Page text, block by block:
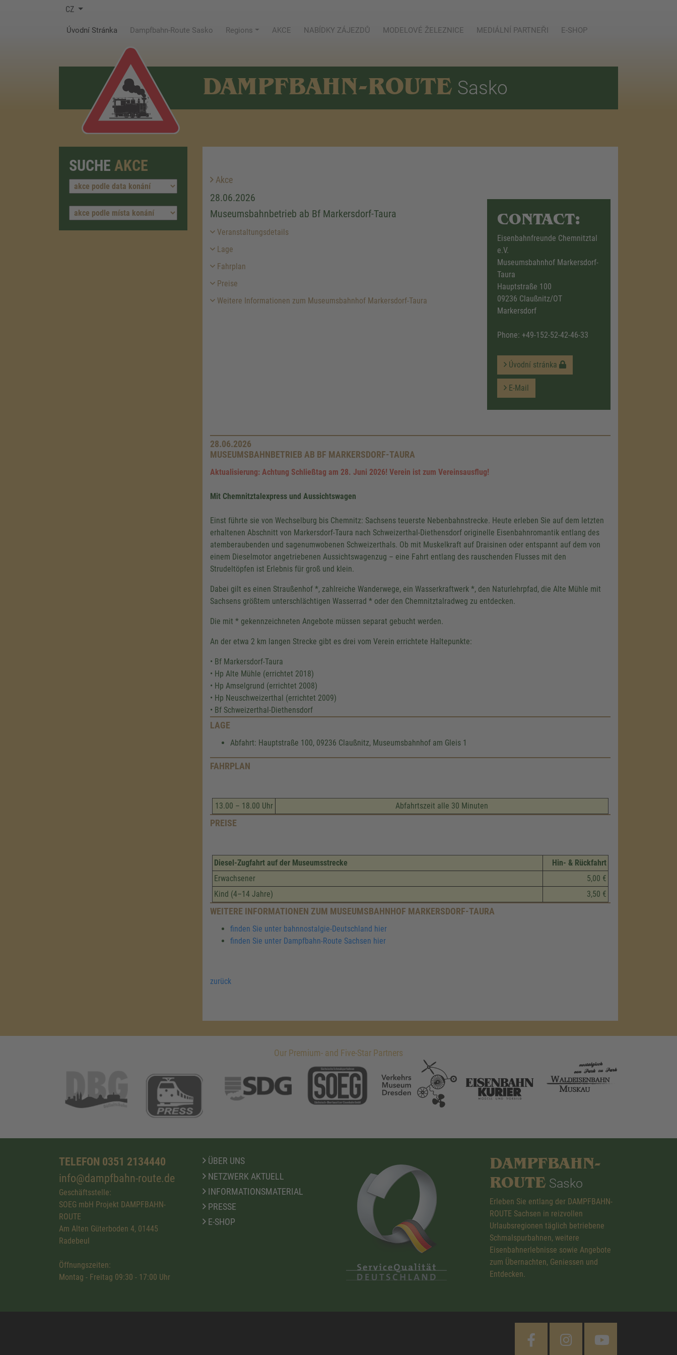
CZ
Úvodní Stránka (current)
Dampfbahn-Route Sasko Regions AKCE NABÍDKY ZÁJEZDŮ MODELOVÉ ŽELEZNICE MEDIÁLNÍ PARTNEŘI E-SHOP
DAMPFBAHN-ROUTE Sasko
SUCHE AKCE
Akce
28.06.2026
Museumsbahnbetrieb ab Bf Markersdorf-Taura
Veranstaltungsdetails
Lage
Fahrplan
Preise
Weitere Informationen zum Museumsbahnhof Markersdorf-Taura
CONTACT:
Eisenbahnfreunde Chemnitztal
e.V.
Museumsbahnhof Markersdorf-
Taura
Hauptstraße 100
09236 Claußnitz/OT
Markersdorf
Phone: +49-152-52-42-46-33
Úvodní stránka
E-Mail
28.06.2026
MUSEUMSBAHNBETRIEB AB BF MARKERSDORF-TAURA
Aktualisierung: Achtung Schließtag am 28. Juni 2026! Verein ist zum Vereinsausflug!
Mit Chemnitztalexpress und Aussichtswagen
Einst führte sie von Wechselburg bis Chemnitz: Sachsens teuerste Nebenbahnstrecke. Heute erleben Sie auf dem letzten
erhaltenen Abschnitt von Markersdorf-Taura nach Schweizerthal-Diethensdorf originelle Eisenbahnromantik entlang des
atemberaubenden und sagenumwobenen Schweizerthals. Ob mit Muskelkraft auf Draisinen oder entspannt auf dem von
einem Dieselmotor angetriebenen Aussichtswagenzug – eine Fahrt entlang des rauschenden Flusses mit den
Strudeltöpfen ist Erlebnis für groß und klein.
Dabei gilt es einen Straußenhof *, zahlreiche Wanderwege, ein Wasserkraftwerk *, den Naturlehrpfad, die Alte Mühle mit
Sachsens größtem unterschlächtigen Wasserrad * oder den Chemnitztalradweg zu entdecken.
Die mit * gekennzeichneten Angebote müssen separat gebucht werden.
An der etwa 2 km langen Strecke gibt es drei vom Verein errichtete Haltepunkte:
• Bf Markersdorf-Taura
• Hp Alte Mühle (errichtet 2018)
• Hp Amselgrund (errichtet 2008)
• Hp Neuschweizerthal (errichtet 2009)
• Bf Schweizerthal-Diethensdorf
LAGE
Abfahrt: Hauptstraße 100, 09236 Claußnitz, Museumsbahnhof am Gleis 1
FAHRPLAN
13.00 – 18.00 Uhr Abfahrtszeit alle 30 Minuten
PREISE
Diesel-Zugfahrt auf der Museumsstrecke
Hin- & Rückfahrt
Erwachsener
5,00 €
Kind (4–14 Jahre)
3,50 €
WEITERE INFORMATIONEN ZUM MUSEUMSBAHNHOF MARKERSDORF-TAURA
finden Sie unter bahnnostalgie-Deutschland hier
finden Sie unter Dampfbahn-Route Sachsen hier
zurück
Our Premium- and Five-Star Partners
TELEFON 0351 2134440
info@dampfbahn-route.de
Geschäftsstelle:
SOEG mbH Projekt DAMPFBAHN-
ROUTE
Am Alten Güterboden 4, 01445
Radebeul
Öffnungszeiten:
Montag - Freitag 09:30 - 17:00 Uhr
ÜBER UNS
NETZWERK AKTUELL
INFORMATIONSMATERIAL
PRESSE
E-SHOP
DAMPFBAHN-
ROUTE Sasko
Erleben Sie entlang der DAMPFBAHN-
ROUTE Sachsen in reizvollen
Urlaubsregionen täglich betriebene
Schmalspurbahnen, weitere
Eisenbahnerlebnisse sowie Angebote
zum Übernachten, Geniessen und
Entdecken.